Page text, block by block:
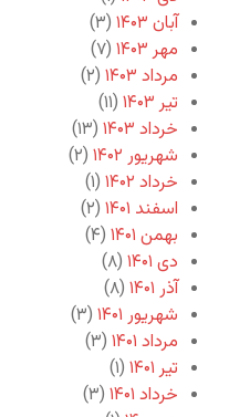
آبان ۱۴۰۳
(۳)
مهر ۱۴۰۳
(۷)
مرداد ۱۴۰۳
(۲)
تیر ۱۴۰۳
(۱۱)
خرداد ۱۴۰۳
(۱۳)
شهریور ۱۴۰۲
(۲)
خرداد ۱۴۰۲
(۱)
اسفند ۱۴۰۱
(۲)
بهمن ۱۴۰۱
(۴)
دی ۱۴۰۱
(۸)
آذر ۱۴۰۱
(۸)
شهریور ۱۴۰۱
(۳)
مرداد ۱۴۰۱
(۳)
تیر ۱۴۰۱
(۱)
خرداد ۱۴۰۱
(۳)